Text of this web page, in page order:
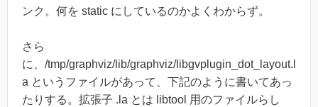
ンク。何を static にしているのかよくわからず。
さら
に、/tmp/graphviz/lib/graphviz/libgvplugin_dot_layout.l
a というファイルがあって、下記のように書いてあっ
たりする。拡張子 .la とは libtool 用のファイルらし